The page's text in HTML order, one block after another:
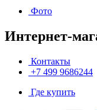
Фото
Интернет-
Контакты
+7 499 9686244
Где купить